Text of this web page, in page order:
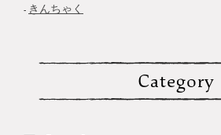
きんちゃく
Category